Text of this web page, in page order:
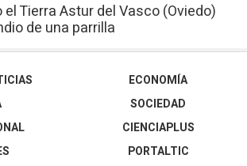
Tierra Astur del Vasco (Oviedo)
de una parrilla
ECONOMÍA
SOCIEDAD
CIENCIAPLUS
PORTALTIC